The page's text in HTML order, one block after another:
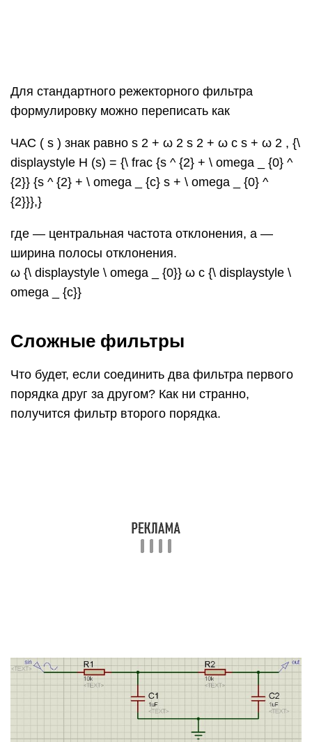
Сложные фильтры
Что будет, если соединить два фильтра первого
порядка друг за другом? Как ни странно,
получится фильтр второго порядка.
октаву, что характерно для фильтров второго
порядка. Догадайтесь, какой наклон будет у
фильтра третьего порядка
В приведенных схемах мы строили АЧХ фильтра
значительно бОльшее входное сопротивление,
чем предыдущий. В настоящее время